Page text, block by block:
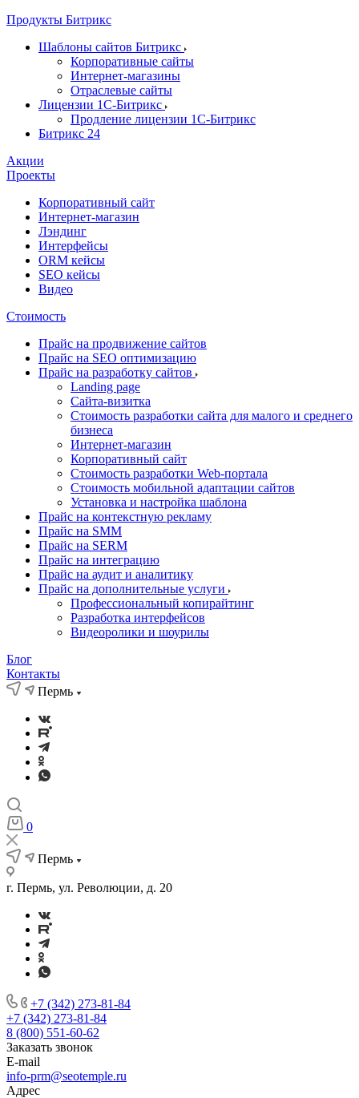
Продукты Битрикс
Шаблоны сайтов Битрикс
Корпоративные сайты
Интернет-магазины
Отраслевые сайты
Лицензии 1С-Битрикс
Продление лицензии 1С-Битрикс
Битрикс 24
Акции
Проекты
Корпоративный сайт
Интернет-магазин
Лэндинг
Интерфейсы
ORM кейсы
SEO кейсы
Видео
Стоимость
Прайс на продвижение сайтов
Прайс на SEO оптимизацию
Прайс на разработку сайтов
Landing page
Cайта-визитка
Стоимость разработки сайта для малого и среднего
бизнеса
Интернет-магазин
Корпоративный сайт
Стоимость разработки Web-портала
Стоимость мобильной адаптации сайтов
Установка и настройка шаблона
Прайс на контекстную рекламу
Прайс на SMM
Прайс на SERM
Прайс на интеграцию
Прайс на аудит и аналитику
Прайс на дополнительные услуги
Профессиональный копирайтинг
Разработка интерфейсов
Видеоролики и шоурилы
Блог
Контакты
Пермь
0
Пермь
г. Пермь, ул. Революции, д. 20
+7 (342) 273-81-84
+7 (342) 273-81-84
8 (800) 551-60-62
Заказать звонок
E-mail
info-prm@seotemple.ru
Адрес